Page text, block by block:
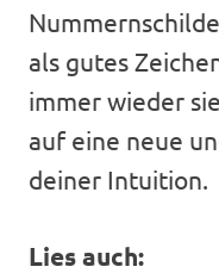
als gutes
immer wieder
auf eine neue
deiner Intuition.
Lies auch: